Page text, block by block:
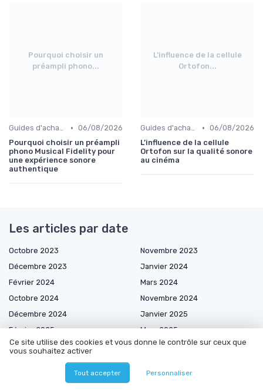
Pourquoi choisir un
préampli phono...
Guides d'achat audio-vidéo • 06/08/2026
Pourquoi choisir un préampli
phono Musical Fidelity pour
une expérience sonore
authentique
L’influence de la cellule
Ortofon...
Guides d'achat audio-vidéo • 06/08/2026
L’influence de la cellule
Ortofon sur la qualité sonore
au cinéma
Les articles par date
Octobre 2023
Novembre 2023
Décembre 2023
Janvier 2024
Février 2024
Mars 2024
Octobre 2024
Novembre 2024
Décembre 2024
Janvier 2025
Février 2025
Mars 2025
Avril 2025
Mai 2025
Septembre 2025
Ce site utilise des cookies et vous donne le contrôle sur ceux que
vous souhaitez activer
Tout accepter Personnaliser